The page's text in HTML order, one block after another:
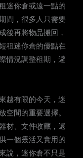
迷你倉或遠一點的
間，很多人只需要
後再將物品搬回，
租迷你倉的優點在
情況調整租期，避
越有限的今天，迷
空間的重要選擇。
材、文件收藏，還
一個靈活又實用的
說，迷你倉不只是